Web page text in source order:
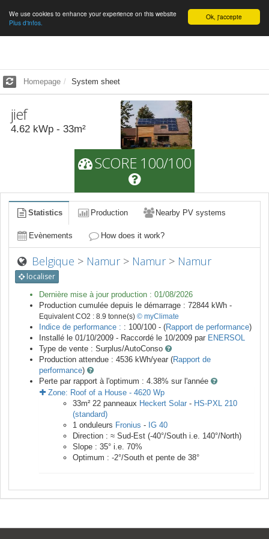
English Ok, j'accepte
We use cookies to enhance your experience on this website
Plus d'infos.
Homepage System sheet
jief
4.62 kWp - 33m²
SCORE 100/100
Statistics Production Nearby PV systems
Evènements How does it work?
Belgique > Namur> Namur> Namur
localiser
Dernière mise à jour production : 01/08/2026
Production cumulée depuis le démarrage : 72844 kWh -
Equivalent CO2 : 8.9 tonne(s) © myClimate
Indice de performance : : 100/100 - (Rapport de performance)
Installé le 01/10/2009 - Raccordé le 10/2009 par ENERSOL
Type de vente : Surplus/AutoConso
Production attendue : 4536 kWh/year (Rapport de
performance)
Perte par rapport à l'optimum : 4.38% sur l'année
Zone: Roof of a House - 4620 Wp
33m² 22 panneaux Heckert Solar - HS-PXL 210
(standard)
1 onduleurs Fronius - IG 40
Direction : ≈ Sud-Est (-40°/South i.e. 140°/North)
Slope : 35° i.e. 70%
Optimum : -2°/South et pente de 38°